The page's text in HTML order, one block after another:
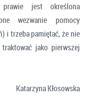
jest określona
wezwanie pomocy
i trzeba pamiętać, że nie
jako pierwszej
Katarzyna Kłosowska